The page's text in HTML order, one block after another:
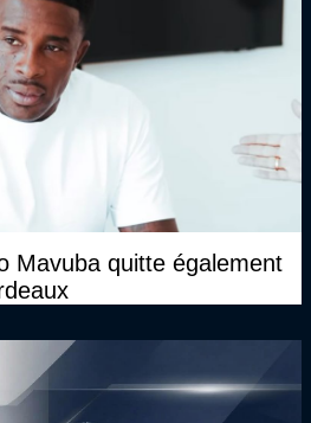
Mavuba quitte également